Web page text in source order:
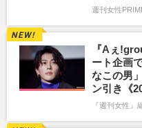
週刊女性
『Aぇ
ート企画
なこの男
ン引き《
『週刊女性』